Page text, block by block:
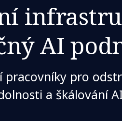
AI
pracovníky pro
a škálování